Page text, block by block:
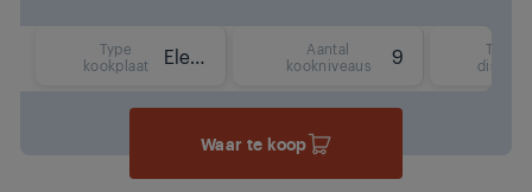
Type
kookplaat
Elektrisch (inductie)
Aantal
kookniveaus
Type
display
Waar te koop